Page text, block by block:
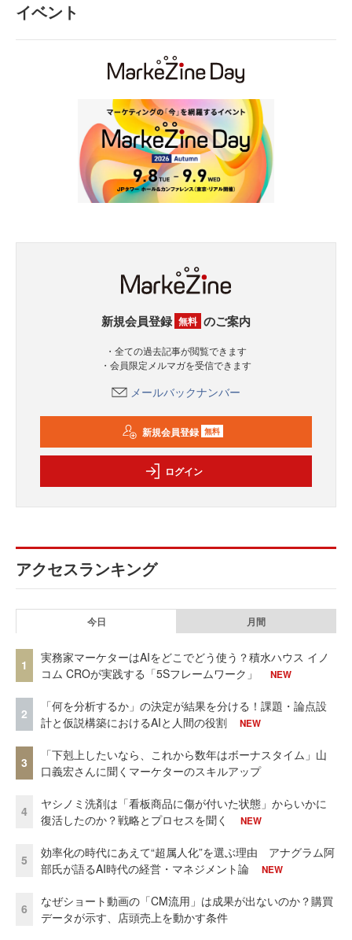
イベント
新規会員登録 無料 のご案内
・全ての過去記事が閲覧できます
・会員限定メルマガを受信できます
メールバックナンバー
新規会員登録 無料
ログイン
アクセスランキング
今日 月間
1
実務家マーケターはAIをどこでどう使う？積水ハウス イノ
コム CROが実践する「5Sフレームワーク」
NEW
2
「何を分析するか」の決定が結果を分ける！課題・論点設
計と仮説構築におけるAIと人間の役割
NEW
3
「下剋上したいなら、これから数年はボーナスタイム」山
口義宏さんに聞くマーケターのスキルアップ
4
ヤシノミ洗剤は「看板商品に傷が付いた状態」からいかに
復活したのか？戦略とプロセスを聞く
NEW
5
効率化の時代にあえて“超属人化”を選ぶ理由 アナグラム阿
部氏が語るAI時代の経営・マネジメント論
NEW
6
なぜショート動画の「CM流用」は成果が出ないのか？購買
データが示す、店頭売上を動かす条件